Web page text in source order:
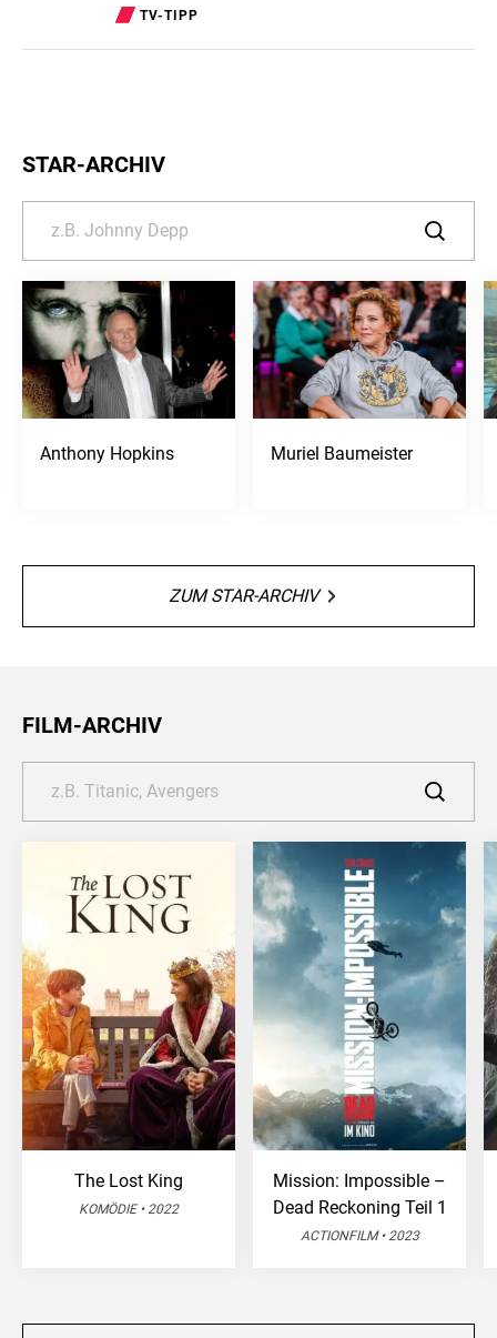
TV-TIPP
STAR-ARCHIV
Anthony Hopkins Muriel Baumeister
ZUM STAR-ARCHIV
FILM-ARCHIV
The Lost King
KOMÖDIE • 2022
Mission: Impossible –
Dead Reckoning Teil 1
ACTIONFILM • 2023